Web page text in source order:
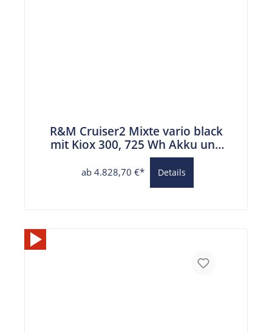
R&M Cruiser2 Mixte vario black
mit Kiox 300, 725 Wh Akku und
RX-Chip
ab 4.828,70 €* Details